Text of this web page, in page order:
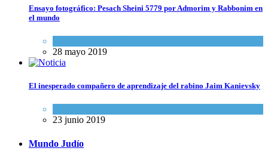
Ensayo fotográfico: Pesach Sheini 5779 por Admorim y Rabbonim en
el mundo
28 mayo 2019
El inesperado compañero de aprendizaje del rabino Jaim Kanievsky
23 junio 2019
Mundo Judío